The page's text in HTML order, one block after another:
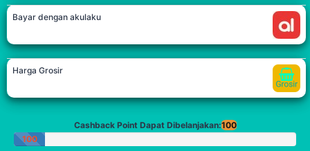
Bayar dengan akulaku
Harga Grosir
Cashback Point Dapat Dibelanjakan:100
100